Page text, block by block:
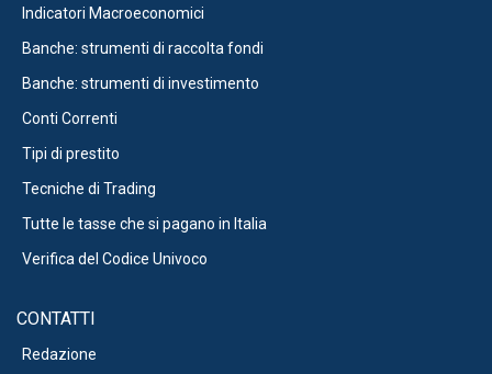
Indicatori Macroeconomici
Banche: strumenti di raccolta fondi
Banche: strumenti di investimento
Conti Correnti
Tipi di prestito
Tecniche di Trading
Tutte le tasse che si pagano in Italia
Verifica del Codice Univoco
CONTATTI
Redazione